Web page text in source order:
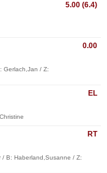
5.00 (6.4)
0.00
Gerlach,Jan / Z:
EL
RT
B: Haberland,Susanne / Z: